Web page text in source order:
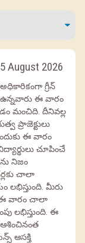
August 2026
గ్రీన్
ఈ వారం
మంచిది. దీనివల్ల
ప్రాజెక్టులు
ఈ వారం
చూపించే
నిజం
చాలా
లభిస్తుంది. మీరు
ఈ వారం చాలా
లభిస్తుంది. ఈ
ఆసక్తి